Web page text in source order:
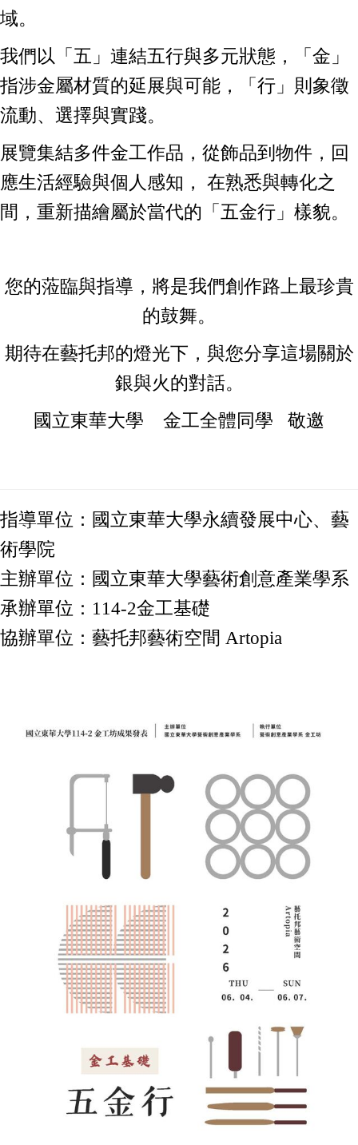
域。
我們以「五」連結五行與多元狀態，「金」
指涉金屬材質的延展與可能，「行」則象徵
流動、選擇與實踐。
展覽集結多件金工作品，從飾品到物件，回
應生活經驗與個人感知， 在熟悉與轉化之
間，重新描繪屬於當代的「五金行」樣貌。
您的蒞臨與指導，將是我們創作路上最珍貴
的鼓舞。
期待在藝托邦的燈光下，與您分享這場關於
銀與火的對話。
國立東華大學 金工全體同學 敬邀
指導單位：國立東華大學永續發展中心、藝
術學院
主辦單位：國立東華大學藝術創意產業學系
承辦單位：114-2金工基礎
協辦單位：藝托邦藝術空間 Artopia